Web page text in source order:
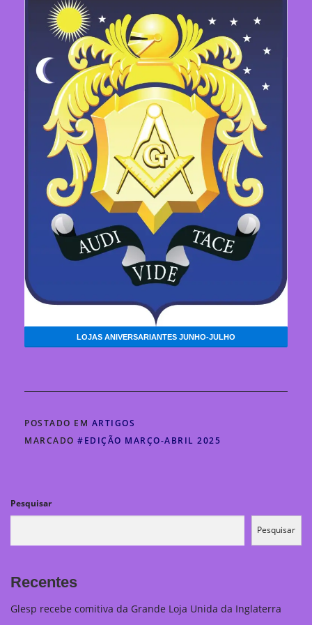
LOJAS ANIVERSARIANTES JUNHO-JULHO
POSTADO EM ARTIGOS
MARCADO #EDIÇÃO MARÇO-ABRIL 2025
Pesquisar
Pesquisar
Recentes
Glesp recebe comitiva da Grande Loja Unida da Inglaterra